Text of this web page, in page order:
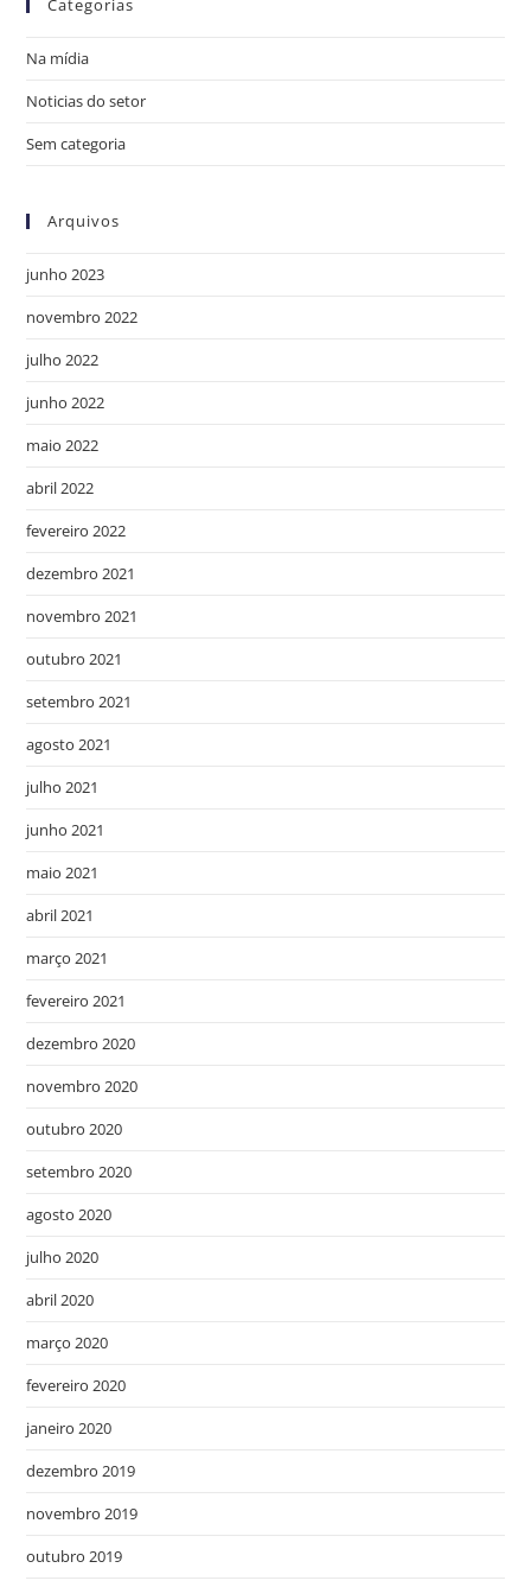
Categorias
Na mídia
Noticias do setor
Sem categoria
Arquivos
junho 2023
novembro 2022
julho 2022
junho 2022
maio 2022
abril 2022
fevereiro 2022
dezembro 2021
novembro 2021
outubro 2021
setembro 2021
agosto 2021
julho 2021
junho 2021
maio 2021
abril 2021
março 2021
fevereiro 2021
dezembro 2020
novembro 2020
outubro 2020
setembro 2020
agosto 2020
julho 2020
abril 2020
março 2020
fevereiro 2020
janeiro 2020
dezembro 2019
novembro 2019
outubro 2019